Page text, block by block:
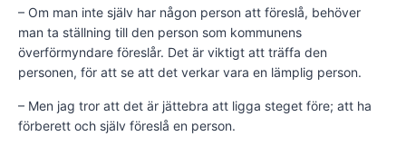
– Om man inte själv har någon person att föreslå, behöver
man ta ställning till den person som kommunens
överförmyndare föreslår. Det är viktigt att träffa den
personen, för att se att det verkar vara en lämplig person.
– Men jag tror att det är jättebra att ligga steget före; att ha
förberett och själv föreslå en person.